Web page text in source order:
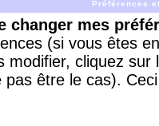
Préférences
changer mes
(si vous êtes
modifier, cliquez sur
pas être le cas).